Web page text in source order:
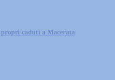
caduti a Macerata